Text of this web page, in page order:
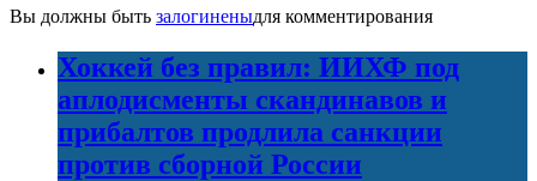
Вы должны быть залогиненыдля комментирования
Хоккей без правил: ИИХФ под
аплодисменты скандинавов и
прибалтов продлила санкции
против сборной России